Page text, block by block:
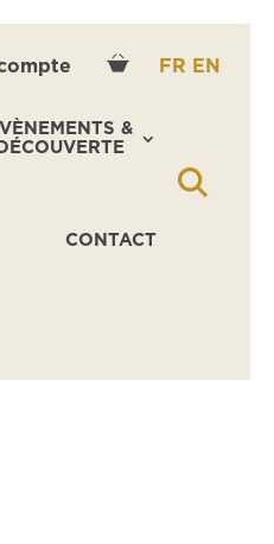
FR EN
&
DÉCOUVERTE
CONTACT